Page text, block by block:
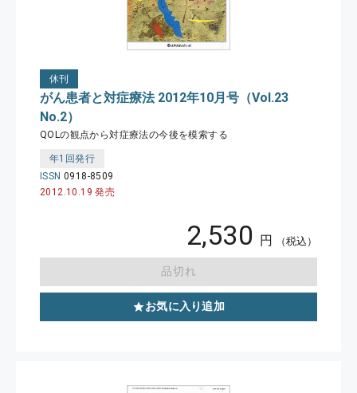
休刊
がん患者と対症療法 2012年10月号（Vol.23
No.2）
QOLの観点から対症療法の今後を模索する
年1回発行
ISSN 0918-8509
2012.10.19 発売
2,530 円 （税込）
品切れ
お気に入り追加